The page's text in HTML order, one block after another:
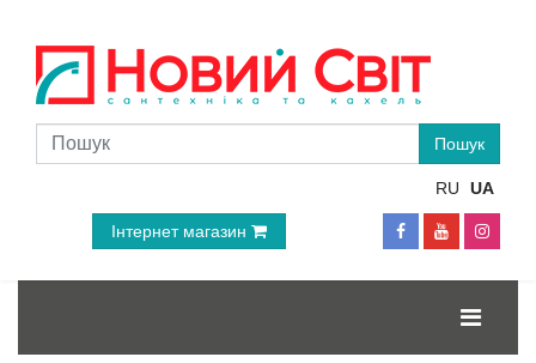
RU UA
Інтернет магазин